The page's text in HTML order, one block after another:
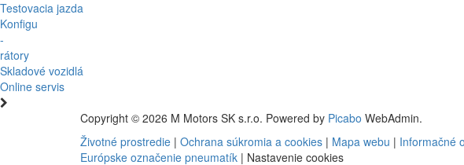
Testovacia jazda
Konfigu
-
rátory
Skladové vozidlá
Online servis
Copyright © 2026 M Motors SK s.r.o. Powered by Picabo WebAdmin.
Životné prostredie | Ochrana súkromia a cookies | Mapa webu | Informačné
Európske označenie pneumatík | Nastavenie cookies